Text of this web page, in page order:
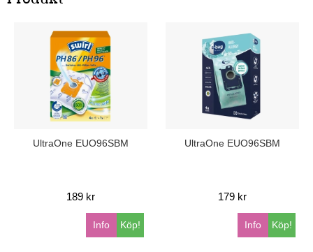
UltraOne EUO96SBM
189 kr
Köp!
Info
UltraOne EUO96SBM
179 kr
Köp!
Info